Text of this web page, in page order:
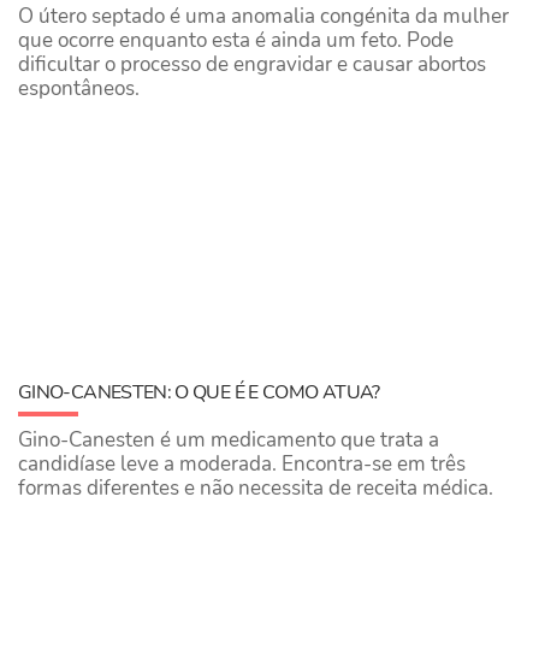
O útero septado é uma anomalia congénita da mulher
que ocorre enquanto esta é ainda um feto. Pode
dificultar o processo de engravidar e causar abortos
espontâneos.
GINO-CANESTEN: O QUE É E COMO ATUA?
Gino-Canesten é um medicamento que trata a
candidíase leve a moderada. Encontra-se em três
formas diferentes e não necessita de receita médica.